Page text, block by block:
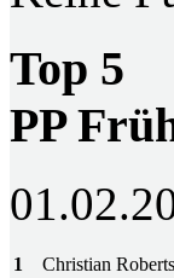
Top 5
PP
1
Christian Roberts